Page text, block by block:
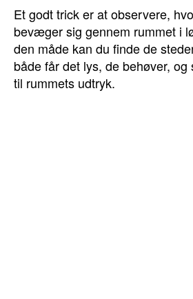
Et godt trick er at observere,
bevæger sig gennem rummet i
den måde kan du finde de
både får det lys, de behøver,
til rummets udtryk.